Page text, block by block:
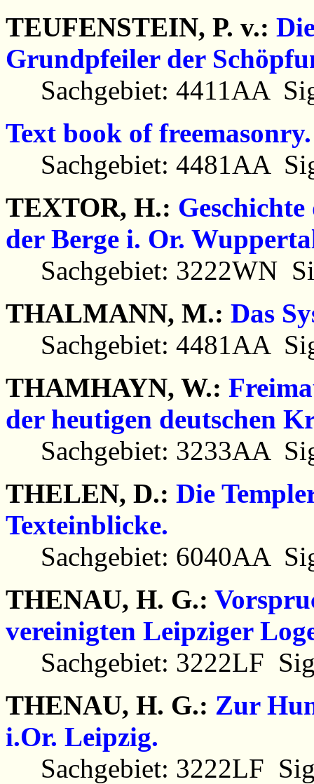
TEUFENSTEIN, P. v.:
Grundpfeiler der
Sachgebiet: 4411AA
Text book of freemasonry.
Sachgebiet: 4481AA
TEXTOR, H.:
der Berge i. Or.
Sachgebiet: 3222WN
THALMANN, M.: Das
Sachgebiet: 4481AA
THAMHAYN, W.:
der heutigen deutschen
Sachgebiet: 3233AA
THELEN, D.: Die
Texteinblicke.
Sachgebiet: 6040AA
THENAU, H. G.:
vereinigten Leipziger
Sachgebiet: 3222LF
THENAU, H. G.: Zur
i.Or. Leipzig.
Sachgebiet: 3222LF